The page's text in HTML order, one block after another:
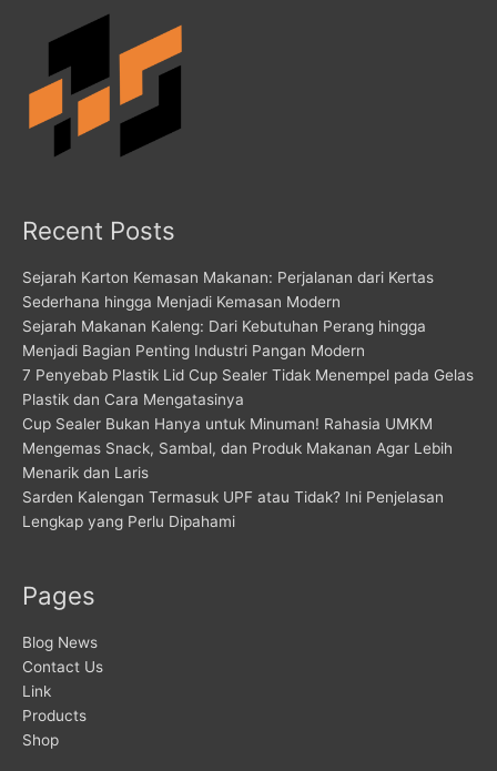
Recent Posts
Sejarah Karton Kemasan Makanan: Perjalanan dari Kertas
Sederhana hingga Menjadi Kemasan Modern
Sejarah Makanan Kaleng: Dari Kebutuhan Perang hingga
Menjadi Bagian Penting Industri Pangan Modern
7 Penyebab Plastik Lid Cup Sealer Tidak Menempel pada Gelas
Plastik dan Cara Mengatasinya
Cup Sealer Bukan Hanya untuk Minuman! Rahasia UMKM
Mengemas Snack, Sambal, dan Produk Makanan Agar Lebih
Menarik dan Laris
Sarden Kalengan Termasuk UPF atau Tidak? Ini Penjelasan
Lengkap yang Perlu Dipahami
Pages
Blog News
Contact Us
Link
Products
Shop